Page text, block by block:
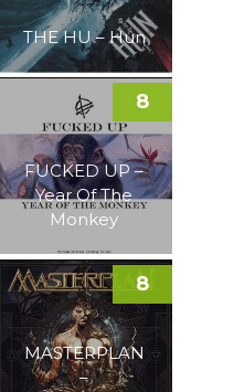
THE HU – Hun
FUCKED UP –
Year Of The
Monkey
8
MASTERPLAN
–
8